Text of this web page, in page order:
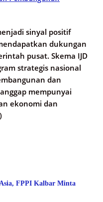
sinyal positif
dukungan
pusat. Skema IJD
strategis nasional
dan
mempunyai
ekonomi dan
FPPI Kalbar Minta